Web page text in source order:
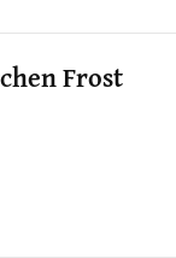
Frost